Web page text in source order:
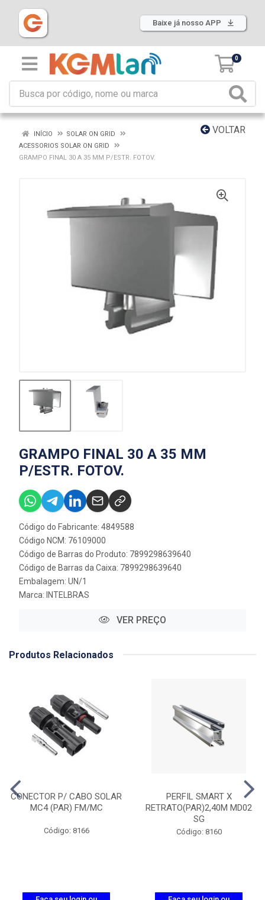
Baixe já nosso APP
0
VOLTAR
INÍCIO
SOLAR ON GRID
ACESSORIOS SOLAR ON GRID
GRAMPO FINAL 30 A 35 MM P/ESTR. FOTOV.
GRAMPO FINAL 30 A 35 MM
P/ESTR. FOTOV.
Código do Fabricante: 4849588
Código NCM: 76109000
Código de Barras do Produto: 7899298639640
Código de Barras da Caixa: 7899298639640
Embalagem: UN/1
Marca: INTELBRAS
VER PREÇO
Produtos Relacionados
CONECTOR P/ CABO SOLAR
MC4 (PAR) FM/MC
Código: 8166
PERFIL SMART X
RETRATO(PAR)2,40M MD02
SG
Código: 8160